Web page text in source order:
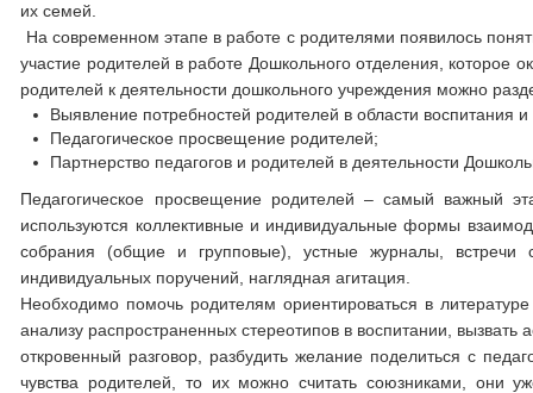
их семей.
На современном этапе в работе с родителями появилось
участие родителей в работе Дошкольного отделения, которое
родителей к деятельности дошкольного учреждения можно
Выявление потребностей родителей в области воспитания
Педагогическое просвещение родителей;
Партнерство педагогов и родителей в деятельности
Педагогическое просвещение родителей – самый важный
используются коллективные и индивидуальные формы
собрания (общие и групповые), устные журналы,
индивидуальных поручений, наглядная агитация.
Необходимо помочь родителям ориентироваться в
анализу распространенных стереотипов в воспитании,
откровенный разговор, разбудить желание поделиться с
чувства родителей, то их можно считать союзниками, они